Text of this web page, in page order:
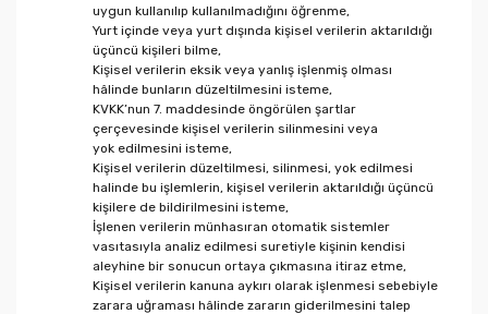
uygun kullanılıp kullanılmadığını öğrenme,
Yurt içinde veya yurt dışında kişisel verilerin aktarıldığı
üçüncü kişileri bilme,
Kişisel verilerin eksik veya yanlış işlenmiş olması
hâlinde bunların düzeltilmesini isteme,
KVKK’nun 7. maddesinde öngörülen şartlar
çerçevesinde kişisel verilerin silinmesini veya
yok edilmesini isteme,
Kişisel verilerin düzeltilmesi, silinmesi, yok edilmesi
halinde bu işlemlerin, kişisel verilerin aktarıldığı üçüncü
kişilere de bildirilmesini isteme,
İşlenen verilerin münhasıran otomatik sistemler
vasıtasıyla analiz edilmesi suretiyle kişinin kendisi
aleyhine bir sonucun ortaya çıkmasına itiraz etme,
Kişisel verilerin kanuna aykırı olarak işlenmesi sebebiyle
zarara uğraması hâlinde zararın giderilmesini talep